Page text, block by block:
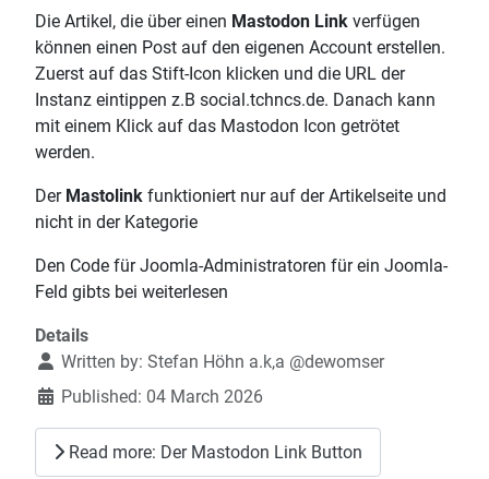
Die Artikel, die über einen Mastodon Link verfügen
können einen Post auf den eigenen Account erstellen.
Zuerst auf das Stift-Icon klicken und die URL der
Instanz eintippen z.B social.tchncs.de. Danach kann
mit einem Klick auf das Mastodon Icon getrötet
werden.
Der Mastolink funktioniert nur auf der Artikelseite und
nicht in der Kategorie
Den Code für Joomla-Administratoren für ein Joomla-
Feld gibts bei weiterlesen
Details
Written by: Stefan Höhn a.k,a @dewomser
Published: 04 March 2026
Read more: Der Mastodon Link Button